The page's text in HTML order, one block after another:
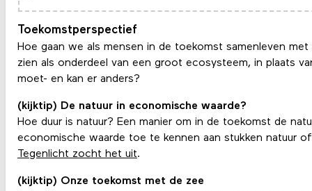
Toekomstperspectief
Hoe gaan we als mensen in de toekomst samenleven
zien als onderdeel van een groot ecosysteem, in plaats
moet- en kan er anders?
(kijktip) De natuur in economische waarde?
Hoe duur is natuur? Een manier om in de toekomst de
economische waarde toe te kennen aan stukken natuur
Tegenlicht zocht het uit.
(kijktip) Onze toekomst met de zee